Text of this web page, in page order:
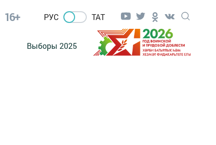
16+ РУС ТАТ
Выборы 2025